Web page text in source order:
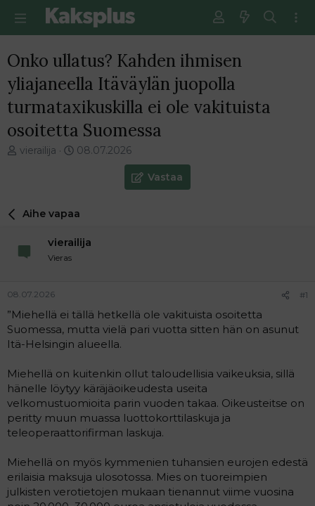
Onko ullatus? Kahden ihmisen
yliajaneella Itäväylän juopolla
turmataxikuskilla ei ole vakituista
osoitetta Suomessa
V
e
t
n
a
o
i
t
a
a
vierailija
E
m
i
i
s
t
08.07.2026
Vastaa
Aihe vapaa
vierailija
Vieras
08.07.2026 #1
”Miehellä ei tällä hetkellä ole vakituista osoitetta
Suomessa, mutta vielä pari vuotta sitten hän on asunut
Itä-Helsingin alueella.
Miehellä on kuitenkin ollut taloudellisia vaikeuksia, sillä
hänelle löytyy käräjäoikeudesta useita
velkomustuomioita parin vuoden takaa. Oikeusteitse on
peritty muun muassa luottokorttilaskuja ja
teleoperaattorifirman laskuja.
Miehellä on myös kymmenien tuhansien eurojen edestä
erilaisia maksuja ulosotossa. Mies on tuoreimpien
julkisten verotietojen mukaan tienannut viime vuosina